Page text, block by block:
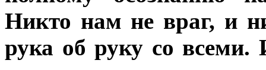
Никто нам не враг, и
рука об руку со